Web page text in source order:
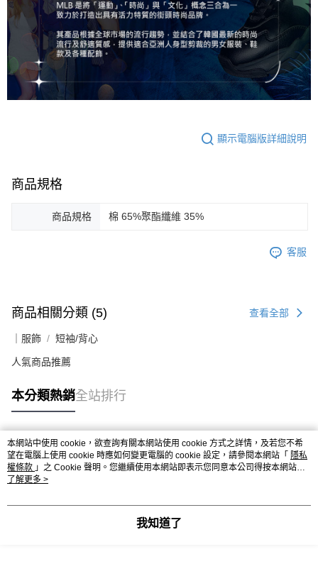
顯示電腦版詳細說明
商品規格
商品規格 棉 65%聚酯纖維 35%
客服
商品相關分類 (5) 查看全部
｜服飾 短袖/背心
人氣商品推薦
本分類熱銷全站排行
熱門標籤
本網站中使用 cookie，欲查詢有關本網站使用 cookie 方式之詳情，及若您不希
望在電腦上使用 cookie 時應如何變更電腦的 cookie 設定，請參閱本網站「 隱私
權條款 」之 Cookie 聲明。您繼續使用本網站即表示您同意本公司得按本網站使
用條款之 Cookie 聲明使用 cookie。
了解更多 >
我知道了